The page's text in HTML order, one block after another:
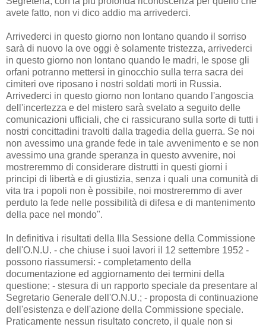
avete fatto, non vi dico addio ma arrivederci.
Arrivederci in questo giorno non lontano quando il sorriso
sarà di nuovo la ove oggi è solamente tristezza, arrivederci
in questo giorno non lontano quando le madri, le spose gli
orfani potranno mettersi in ginocchio sulla terra sacra dei
cimiteri ove riposano i nostri soldati morti in Russia.
Arrivederci in questo giorno non lontano quando l'angoscia
dell'incertezza e del mistero sarà svelato a seguito delle
comunicazioni ufficiali, che ci rassicurano sulla sorte di tutti i
nostri concittadini travolti dalla tragedia della guerra. Se noi
non avessimo una grande fede in tale avvenimento e se non
avessimo una grande speranza in questo avvenire, noi
mostreremmo di considerare distrutti in questi giorni i
principi di libertà e di giustizia, senza i quali una comunità di
vita tra i popoli non è possibile, noi mostreremmo di aver
perduto la fede nelle possibilità di difesa e di mantenimento
della pace nel mondo".
In definitiva i risultati della IIIa Sessione della Commissione
dell'O.N.U. - che chiuse i suoi lavori il 12 settembre 1952 -
possono riassumersi: - completamento della
documentazione ed aggiornamento dei termini della
questione; - stesura di un rapporto speciale da presentare al
Segretario Generale dell'O.N.U.; - proposta di continuazione
dell'esistenza e dell'azione della Commissione speciale.
Praticamente nessun risultato concreto, il quale non si